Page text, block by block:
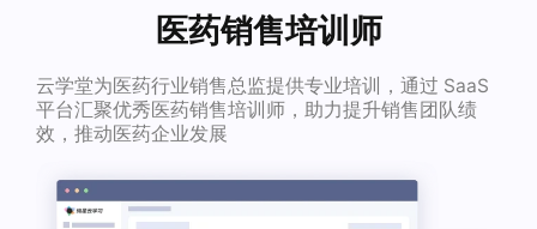
医药销售培训师
云学堂为医药行业销售总监提供专业培训，通过 SaaS
平台汇聚优秀医药销售培训师，助力提升销售团队绩
效，推动医药企业发展